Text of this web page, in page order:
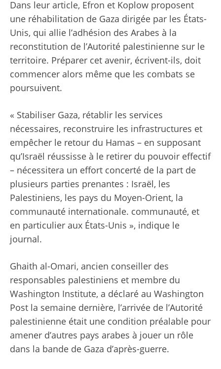
Dans leur article, Efron et Koplow proposent
une réhabilitation de Gaza dirigée par les États-
Unis, qui allie l’adhésion des Arabes à la
reconstitution de l’Autorité palestinienne sur le
territoire. Préparer cet avenir, écrivent-ils, doit
commencer alors même que les combats se
poursuivent.
« Stabiliser Gaza, rétablir les services
nécessaires, reconstruire les infrastructures et
empêcher le retour du Hamas – en supposant
qu’Israël réussisse à le retirer du pouvoir effectif
– nécessitera un effort concerté de la part de
plusieurs parties prenantes : Israël, les
Palestiniens, les pays du Moyen-Orient, la
communauté internationale. communauté, et
en particulier aux États-Unis », indique le
journal.
Ghaith al-Omari, ancien conseiller des
responsables palestiniens et membre du
Washington Institute, a déclaré au Washington
Post la semaine dernière, l’arrivée de l’Autorité
palestinienne était une condition préalable pour
amener d’autres pays arabes à jouer un rôle
dans la bande de Gaza d’après-guerre.